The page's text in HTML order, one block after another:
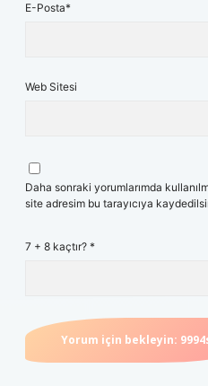
E-Posta*
Web Sitesi
Daha sonraki yorumlarımda
site adresim bu tarayıcıya
7 + 8 kaçtır? *